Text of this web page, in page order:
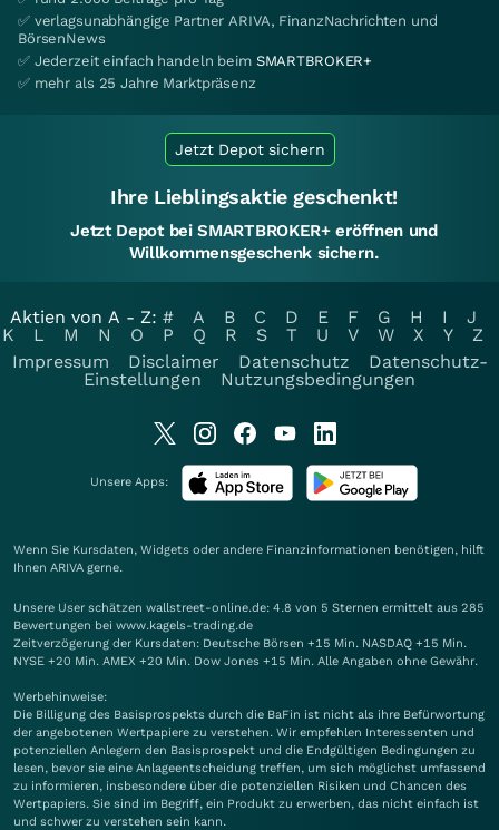
✅ verlagsunabhängige Partner ARIVA, FinanzNachrichten und
BörsenNews
✅ Jederzeit einfach handeln beim SMARTBROKER+
✅ mehr als 25 Jahre Marktpräsenz
Jetzt Depot sichern
Ihre Lieblingsaktie geschenkt!
Jetzt Depot bei SMARTBROKER+ eröffnen und
Willkommensgeschenk sichern.
Aktien von A - Z: # A B C D E F G H I
J
K
L M N O P Q R S T U V W X Y
Z
Impressum
Disclaimer Datenschutz
Datenschutz-
Einstellungen
Nutzungsbedingungen
Unsere Apps:
Wenn Sie Kursdaten, Widgets oder andere Finanzinformationen benötigen, hilft
Ihnen ARIVA gerne.
Unsere User schätzen wallstreet-online.de: 4.8 von 5 Sternen ermittelt aus 285
Bewertungen bei www.kagels-trading.de
Zeitverzögerung der Kursdaten: Deutsche Börsen +15 Min. NASDAQ +15 Min.
NYSE +20 Min. AMEX +20 Min. Dow Jones +15 Min. Alle Angaben ohne Gewähr.
Werbehinweise:
Die Billigung des Basisprospekts durch die BaFin ist nicht als ihre Befürwortung
der angebotenen Wertpapiere zu verstehen. Wir empfehlen Interessenten und
potenziellen Anlegern den Basisprospekt und die Endgültigen Bedingungen zu
lesen, bevor sie eine Anlageentscheidung treffen, um sich möglichst umfassend
zu informieren, insbesondere über die potenziellen Risiken und Chancen des
Wertpapiers. Sie sind im Begriff, ein Produkt zu erwerben, das nicht einfach ist
und schwer zu verstehen sein kann.